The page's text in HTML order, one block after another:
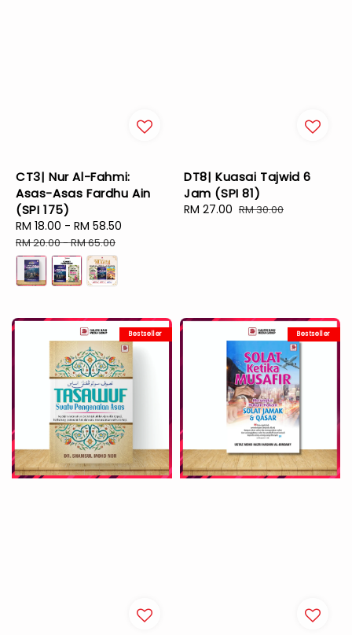
CT3| Nur Al-Fahmi:
Asas-Asas Fardhu Ain
(SPI 175)
Sale
price
RM 18.00 - RM 58.50
RM 20.00-RM 65.00
DT8| Kuasai Tajwid 6
Jam (SPI 81)
Sale
RM 27.00 Regular
RM 30.00
Bestseller Bestseller